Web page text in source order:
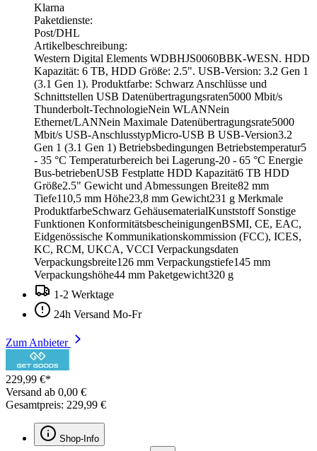
Klarna
Paketdienste:
Post/DHL
Artikelbeschreibung:
Western Digital Elements WDBHJS0060BBK-WESN. HDD
Kapazität: 6 TB, HDD Größe: 2.5". USB-Version: 3.2 Gen 1
(3.1 Gen 1). Produktfarbe: Schwarz Anschlüsse und
Schnittstellen USB Datenübertragungsraten5000 Mbit/s
Thunderbolt-TechnologieNein WLANNein
Ethernet/LANNein Maximale Datenübertragungsrate5000
Mbit/s USB-AnschlusstypMicro-USB B USB-Version3.2
Gen 1 (3.1 Gen 1) Betriebsbedingungen Betriebstemperatur5
- 35 °C Temperaturbereich bei Lagerung-20 - 65 °C Energie
Bus-betriebenUSB Festplatte HDD Kapazität6 TB HDD
Größe2.5" Gewicht und Abmessungen Breite82 mm
Tiefe110,5 mm Höhe23,8 mm Gewicht231 g Merkmale
ProduktfarbeSchwarz GehäusematerialKunststoff Sonstige
Funktionen KonformitätsbescheinigungenBSMI, CE, EAC,
Eidgenössische Kommunikationskommission (FCC), ICES,
KC, RCM, UKCA, VCCI Verpackungsdaten
Verpackungsbreite126 mm Verpackungstiefe145 mm
Verpackungshöhe44 mm Paketgewicht320 g
1-2 Werktage
24h Versand Mo-Fr
Zum Anbieter
229,99 €*
Versand ab 0,00 €
Gesamtpreis: 229,99 €
Shop-Info